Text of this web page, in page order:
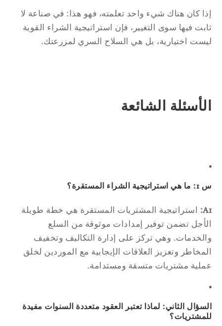
كان هناك شيء واحد تعلمته، فهو هذا: في صناعة لا
فيها سوى التغيير، فإن استراتيجية الشراء القوية
اختيارية، بل هي السلاح السري لمزرعتك.
الشائعة
استراتيجية المشتريات المستقرة هي خطة طويلة
تضمن توفير إمدادات موثوقة من السلع
وهي تركز على إدارة التكاليف وتخفيف
وتعزيز العلاقات الإيجابية مع الموردين لخلق
مشتريات متسقة ومستدامة.
الثاني: لماذا تعتبر العقود متعددة السنوات مفيدة